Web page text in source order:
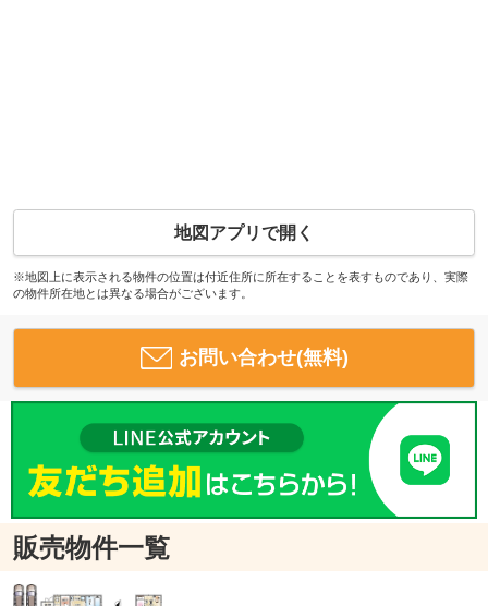
地図アプリで開く
※地図上に表示される物件の位置は付近住所に所在することを表すものであり、実際
の物件所在地とは異なる場合がございます。
お問い合わせ(無料)
販売物件一覧